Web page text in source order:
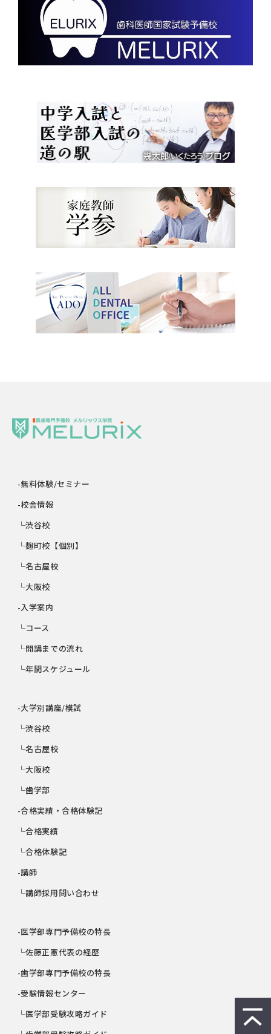
-無料体験/セミナー
-校舎情報
└渋谷校
└麹町校【個別】
└名古屋校
└大阪校
-入学案内
└コース
└開講までの流れ
└年間スケジュール
-大学別講座/模試
└渋谷校
└名古屋校
└大阪校
└歯学部
-合格実績・合格体験記
└合格実績
└合格体験記
-講師
└講師採用問い合わせ
-医学部専門予備校の特長
└佐藤正憲代表の経歴
-歯学部専門予備校の特長
-受験情報センター
└医学部受験攻略ガイド